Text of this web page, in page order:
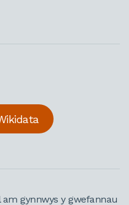
gynnwys y gwefannau